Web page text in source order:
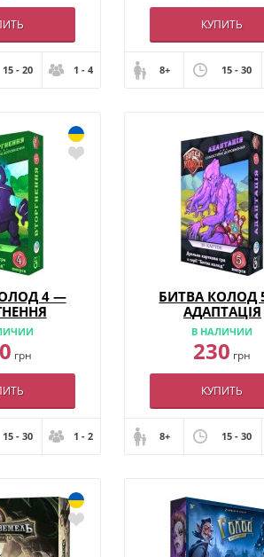
15 - 20 1 - 4
КУПИТЬ
8+ 15 - 30
4 —
грн
15 - 30 1 - 2
БИТВА КОЛОД
АДАПТАЦІЯ
В НАЛИЧИИ
230 грн
КУПИТЬ
8+ 15 - 30